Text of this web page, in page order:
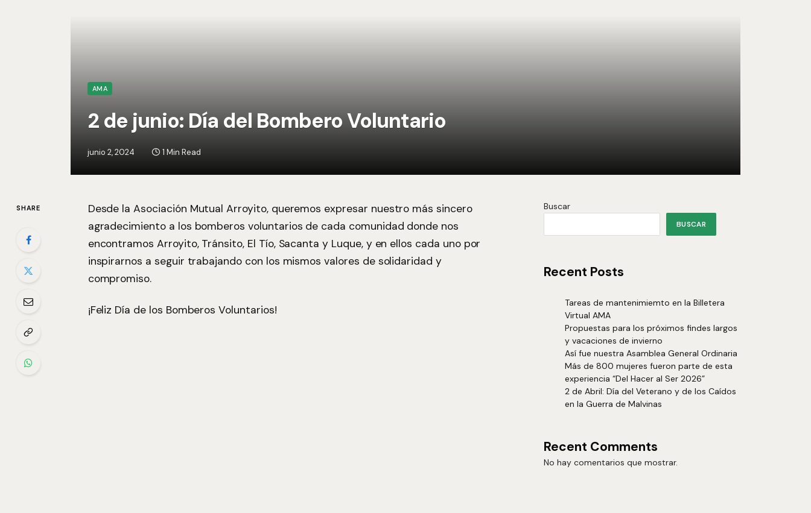
AMA
2 de junio: Día del Bombero Voluntario
junio 2, 2024 1 Min Read
SHARE
Desde la Asociación Mutual Arroyito, queremos expresar nuestro más sincero
agradecimiento a los bomberos voluntarios de cada comunidad donde nos
encontramos Arroyito, Tránsito, El Tío, Sacanta y Luque, y en ellos cada uno por
inspirarnos a seguir trabajando con los mismos valores de solidaridad y
compromiso.
¡Feliz Día de los Bomberos Voluntarios!
Buscar
BUSCAR
Recent Posts
Tareas de mantenimiemto en la Billetera
Virtual AMA
Propuestas para los próximos findes largos
y vacaciones de invierno
Así fue nuestra Asamblea General Ordinaria
Más de 800 mujeres fueron parte de esta
experiencia “Del Hacer al Ser 2026”
2 de Abril: Día del Veterano y de los Caídos
en la Guerra de Malvinas
Recent Comments
No hay comentarios que mostrar.